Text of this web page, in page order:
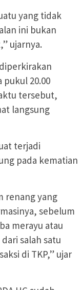
yang tidak
ini bukan
ujarnya.
20.00
tersebut,
langsung
terjadi
pada kematian
renang yang
sebelum
merayu atau
salah satu
di TKP,” ujar